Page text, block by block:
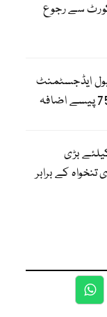
سے رجوع
ایڈجسٹمنٹ
بڑی
کے برابر